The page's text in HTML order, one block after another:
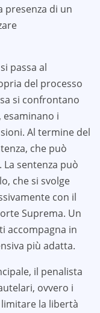
presenza di un
passa al
del processo
si confrontano
i
Al termine del
che può
sentenza può
che si svolge
con il
Suprema. Un
ti accompagna in
più adatta.
il penalista
ovvero i
la libertà